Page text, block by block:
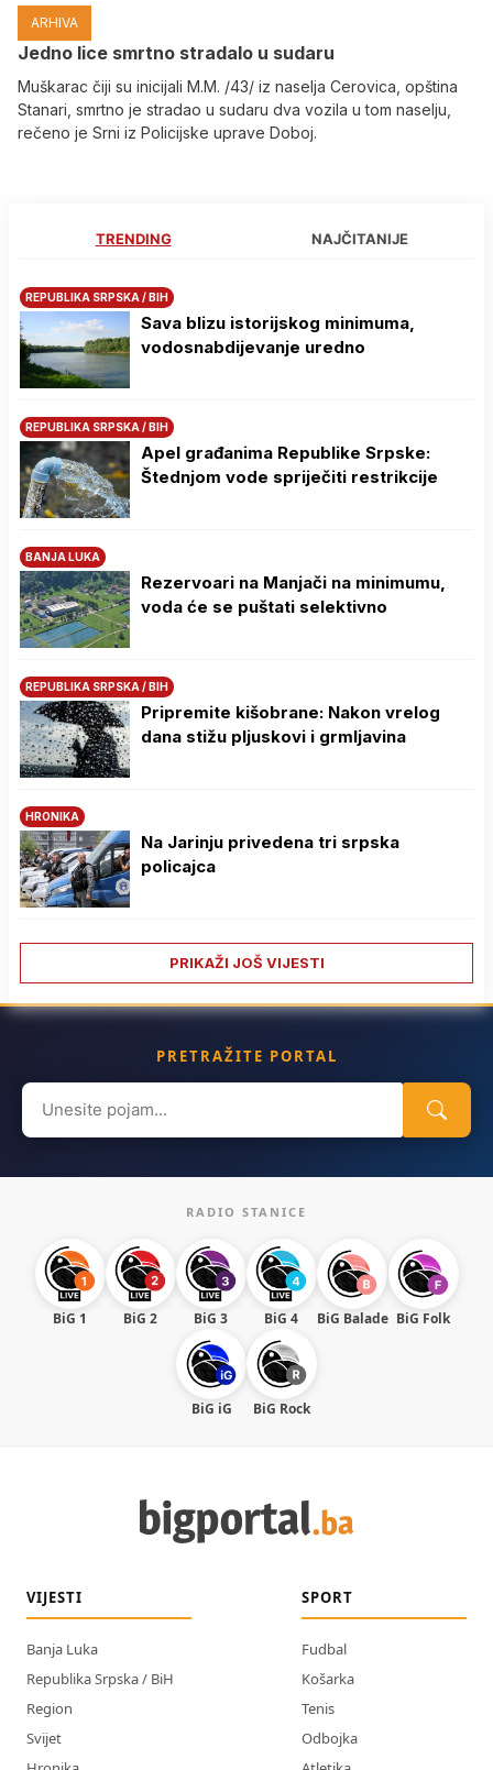
ARHIVA
Јedno lice smrtno stradalo u sudaru
Muškarac čiji su inicijali M.M. /43/ iz naselja Cerovica, opština
Stanari, smrtno je stradao u sudaru dva vozila u tom naselju,
rečeno je Srni iz Policijske uprave Doboj.
TRENDING NAJČITANIJE
REPUBLIKA SRPSKA / BIH
Sava blizu istorijskog minimuma,
vodosnabdijevanje uredno
REPUBLIKA SRPSKA / BIH
Apel građanima Republike Srpske:
Štednjom vode spriječiti restrikcije
BANJA LUKA
Rezervoari na Manjači na minimumu,
voda će se puštati selektivno
REPUBLIKA SRPSKA / BIH
Pripremite kišobrane: Nakon vrelog
dana stižu pljuskovi i grmljavina
HRONIKA
Na Јarinju privedena tri srpska
policajca
PRIKAŽI JOŠ VIJESTI
PRETRAŽITE PORTAL
Search
for:
RADIO STANICE
BiG 1 BiG 2 BiG 3 BiG 4 BiG Balade BiG Folk
BiG iG BiG Rock
VIJESTI
Banja Luka
Republika Srpska / BiH
Region
Svijet
SPORT
Fudbal
Košarka
Tenis
Odbojka